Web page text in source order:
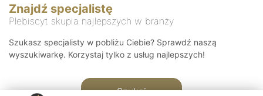
Znajdź specjalistę
Plebiscyt skupia najlepszych w branży
Szukasz specjalisty w pobliżu Ciebie? Sprawdź naszą
wyszukiwarkę. Korzystaj tylko z usług najlepszych!
Szukaj